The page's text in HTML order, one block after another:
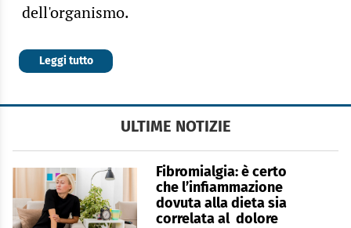
dell'organismo.
Leggi tutto
ULTIME NOTIZIE
Fibromialgia: è certo
che l’infiammazione
dovuta alla dieta sia
correlata al dolore